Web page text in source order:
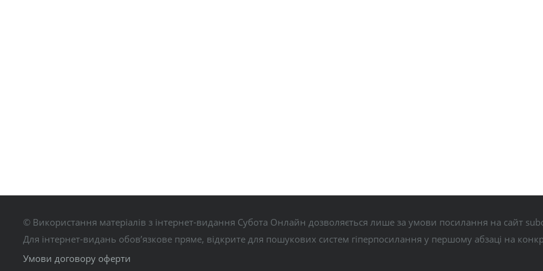
© Використання матеріалів з інтернет-видання Субота Онлайн дозволяється лише за умови посилання на сайт
Для інтернет-видань обов’язкове пряме, відкрите для пошукових систем гіперпосилання у першому абзаці на
Умови договору оферти